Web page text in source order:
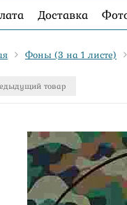
Доставка
Фоны (3 на 1 листе)
товар